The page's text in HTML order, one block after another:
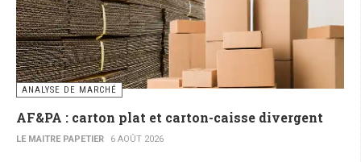
ANALYSE DE MARCHÉ
AF&PA : carton plat et carton-caisse divergent
LE MAITRE PAPETIER 6 AOÛT 2026